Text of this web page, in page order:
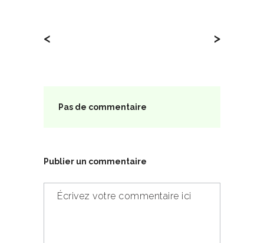
< >
Pas de commentaire
Publier un commentaire